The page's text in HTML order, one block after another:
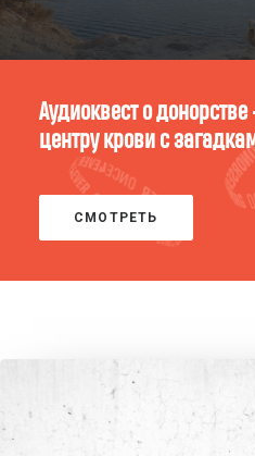
Аудиоквест о
центру крови с
СМОТРЕТЬ